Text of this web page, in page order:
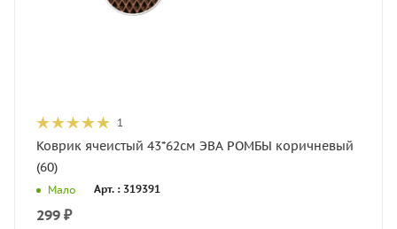
1
Коврик ячеистый 43*62см ЭВА РОМБЫ коричневый
(60)
Мало Арт. : 319391
299 ₽